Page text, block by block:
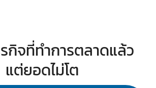
กิจที่ทำการตลาดแล้ว
แต่ยอดไม่โต